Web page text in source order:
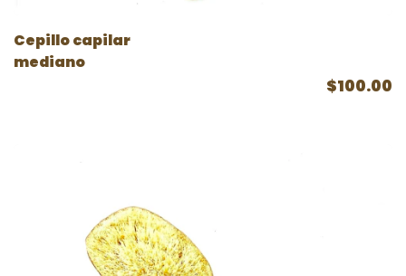
Cepillo capilar
mediano
$100.00